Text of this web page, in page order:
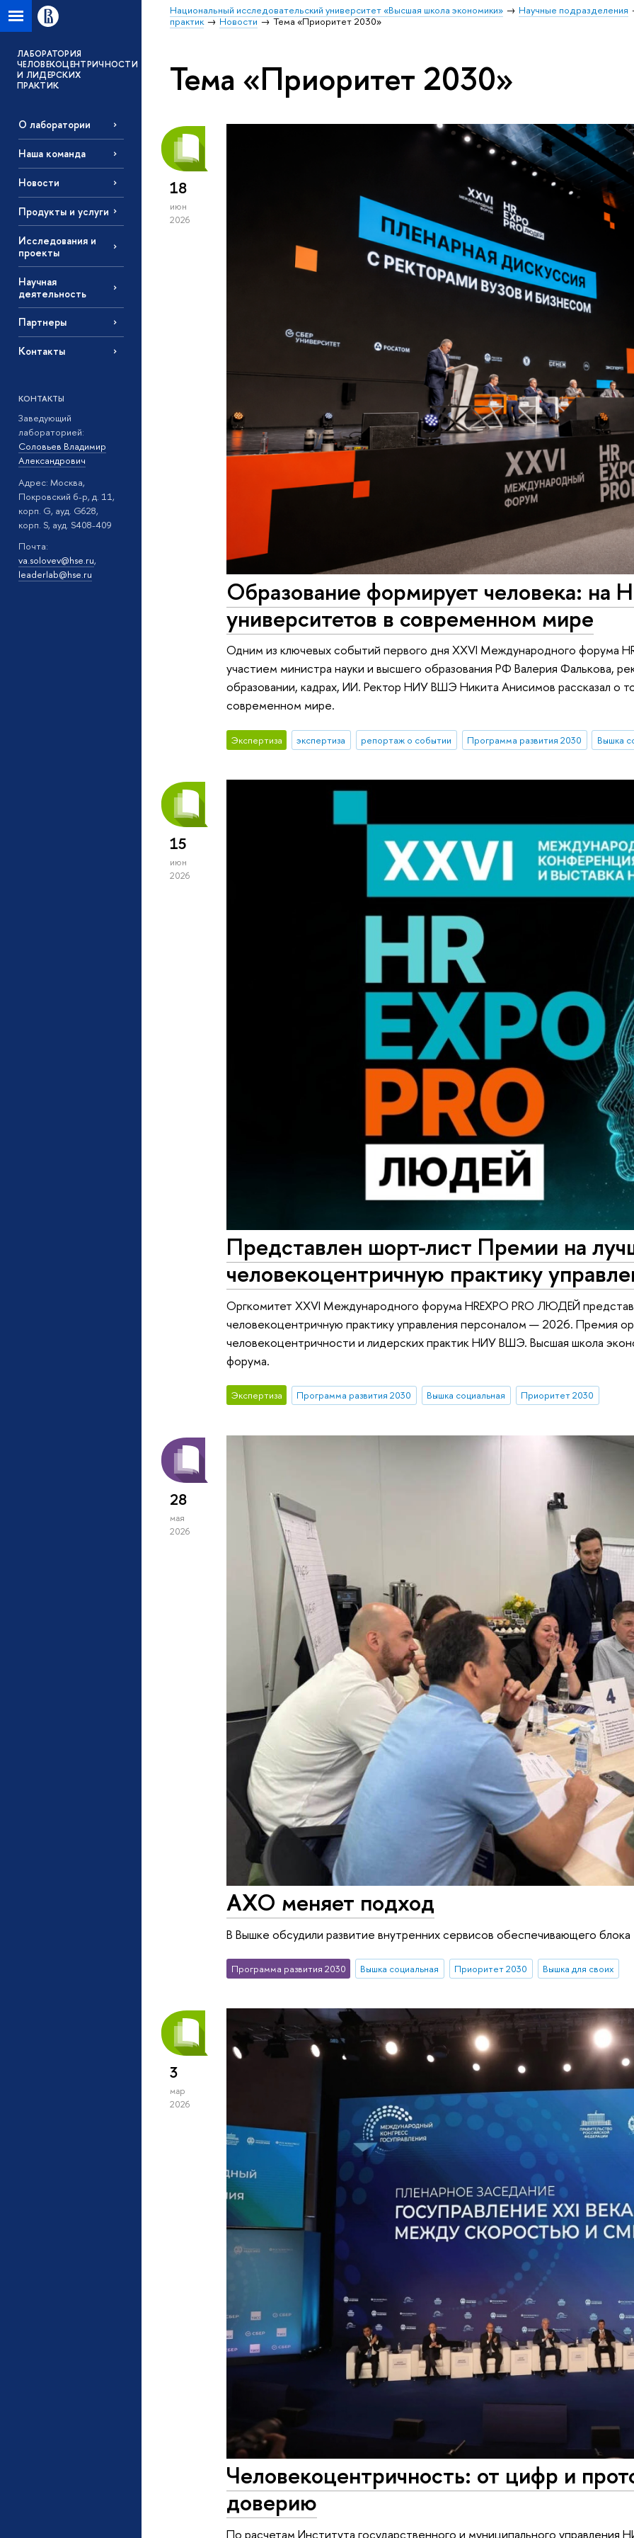
Национальный исследовательский университет «Высшая школа экономики»
Научные подразделения
практик
Новости Тема «Приоритет 2030»
ЛАБОРАТОРИЯ
ЧЕЛОВЕКОЦЕНТРИЧНОСТИ
И ЛИДЕРСКИХ
ПРАКТИК
О лаборатории
Наша команда
Новости
Продукты и услуги
Исследования и
проекты
Научная
деятельность
Партнеры
Контакты
КОНТАКТЫ
Заведующий
лабораторией:
Соловьев Владимир
Александрович
Адрес: Москва,
Покровский б-р, д. 11,
корп. G, ауд. G628,
корп. S, ауд. S408-409
Почта:
va.solovev@hse.ru,
leaderlab@hse.ru
Тема «Приоритет 2030»
18
июн
2026
Образование формирует человека: на
университетов в современном мире
Одним из ключевых событий первого дня XXVI Международного форума
участием министра науки и высшего образования РФ Валерия Фалькова,
образовании, кадрах, ИИ. Ректор НИУ ВШЭ Никита Анисимов рассказал о
современном мире.
Экспертиза экспертиза репортаж о событии Программа развития 2030 Вышка
15
июн
2026
Представлен шорт-лист Премии на
человекоцентричную практику
Оргкомитет XXVI Международного форума HREXPO PRO ЛЮДЕЙ
человекоцентричную практику управления персоналом — 2026. Премия
человекоцентричности и лидерских практик НИУ ВШЭ. Высшая школа
форума.
Экспертиза Программа развития 2030 Вышка социальная Приоритет 2030
28
мая
2026
АХО меняет подход
В Вышке обсудили развитие внутренних сервисов обеспечивающего блока
Программа развития 2030 Вышка социальная Приоритет 2030 Вышка для своих
3
мар
2026
Человекоцентричность: от цифр и
доверию
По расчетам Института государственного и муниципального